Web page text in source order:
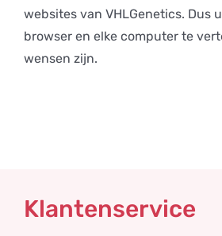
websites van VHLGenetics. Dus
browser en elke computer te
wensen zijn.
Klantenservice